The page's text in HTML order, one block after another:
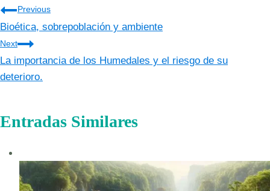
Navegación
de
entradas
Previous
Bioética, sobrepoblación y ambiente
Next
La importancia de los Humedales y el riesgo de su
deterioro.
Entradas Similares